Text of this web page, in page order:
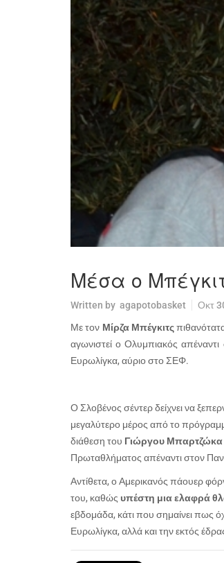
Μέσα ο
Written by agapotobasket Οκτ
Με τον Μίρζα Μπέγκιτς
αγωνιστεί ο Ολυμπιακός
Ευρωλίγκα, αύριο στο ΣΕΦ.
Ο Σλοβένος σέντερ δείχνει να
μεγαλύτερο μέρος από το
διάθεση του Γιώργου Μπαρτζώκα
Πρωταθλήματος απέναντι στον
Αντίθετα, ο Αμερικανός πάουερ
του, καθώς υπέστη μια ελαφρά
εβδομάδα, κάτι που σημαίνει πως
Ευρωλίγκα, αλλά και την εκτός